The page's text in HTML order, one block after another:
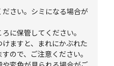
さい。シミになる場合が
に保管してください。
ますと、まれにかぶれた
ので、ご注意ください。